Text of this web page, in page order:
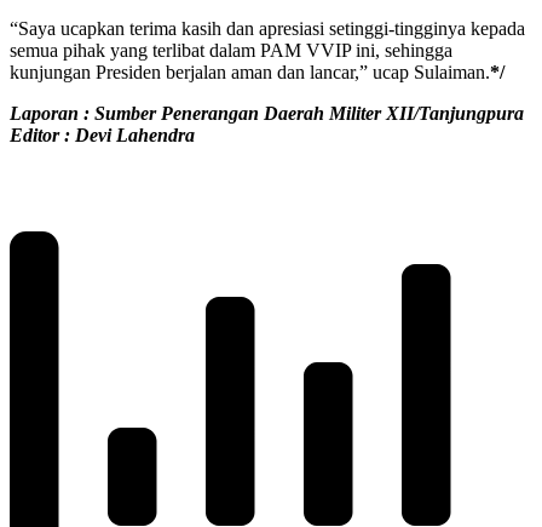
“Saya ucapkan terima kasih dan apresiasi setinggi-tingginya kepada
semua pihak yang terlibat dalam PAM VVIP ini, sehingga
kunjungan Presiden berjalan aman dan lancar,” ucap Sulaiman.*/
Laporan : Sumber Penerangan Daerah Militer XII/Tanjungpura
Editor : Devi Lahendra